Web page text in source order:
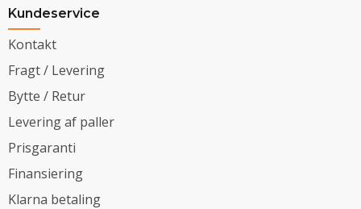
Kundeservice
Kontakt
Fragt / Levering
Bytte / Retur
Levering af paller
Prisgaranti
Finansiering
Klarna betaling